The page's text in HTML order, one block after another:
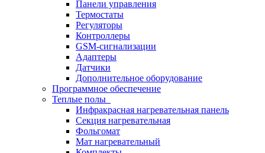
Панели управления
Термостаты
Регуляторы
Контроллеры
GSM-сигнализации
Адаптеры
Датчики
Дополнительное оборудование
Программное обеспечение
Теплые полы
Инфракрасная нагревательная панель
Секция нагревательная
Фольгомат
Мат нагревательный